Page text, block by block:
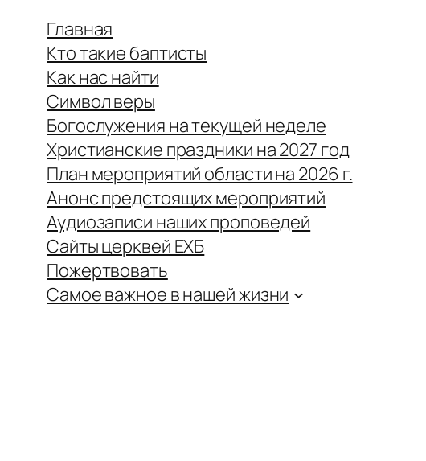
Главная
Кто такие баптисты
Как нас найти
Символ веры
Богослужения на текущей неделе
Христианские праздники на 2027 год
План мероприятий области на 2026 г.
Анонс предстоящих мероприятий
Аудиозаписи наших проповедей
Сайты церквей ЕХБ
Пожертвовать
Самое важное в нашей жизни